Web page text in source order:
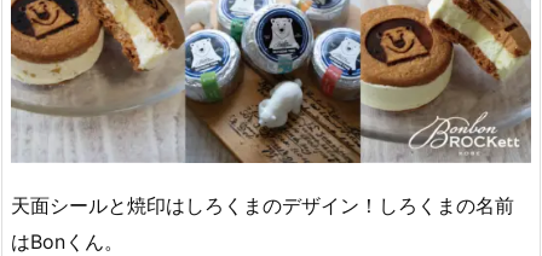
天面シールと焼印はしろくまのデザイン！しろくまの名前
はBonくん。